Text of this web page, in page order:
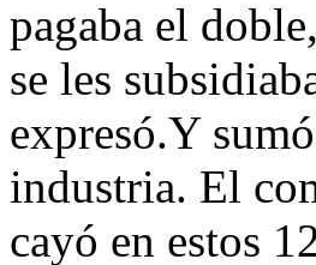
pagaba el
se les
expresó.Y
industria. El
cayó en estos